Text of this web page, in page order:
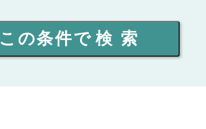
この条件で 検索